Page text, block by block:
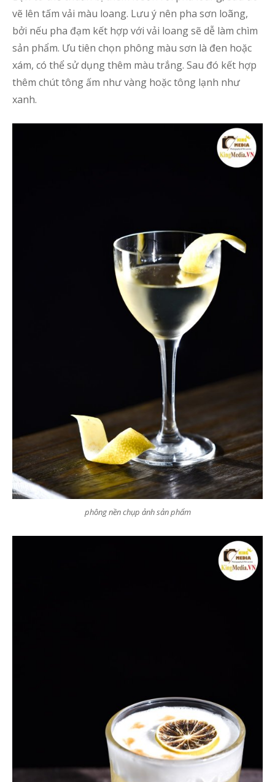
vẽ lên tấm vải màu loang. Lưu ý nên pha sơn loãng,
bởi nếu pha đạm kết hợp với vải loang sẽ dễ làm chìm
sản phẩm. Ưu tiên chọn phông màu sơn là đen hoặc
xám, có thể sử dụng thêm màu trắng. Sau đó kết hợp
thêm chút tông ấm như vàng hoặc tông lạnh như
xanh.
phông nền chụp ảnh sản phẩm